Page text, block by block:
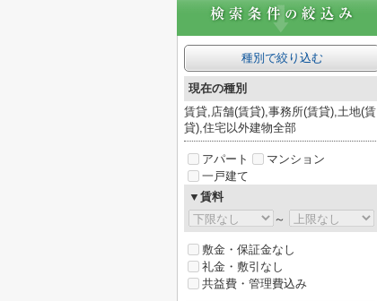
種別で絞り込む
現在の種別
賃貸,店舗(賃貸),事務所(賃貸),土地(賃
貸),住宅以外建物全部
アパート
マンション
一戸建て
▼賃料
～
敷金・保証金なし
礼金・敷引なし
共益費・管理費込み